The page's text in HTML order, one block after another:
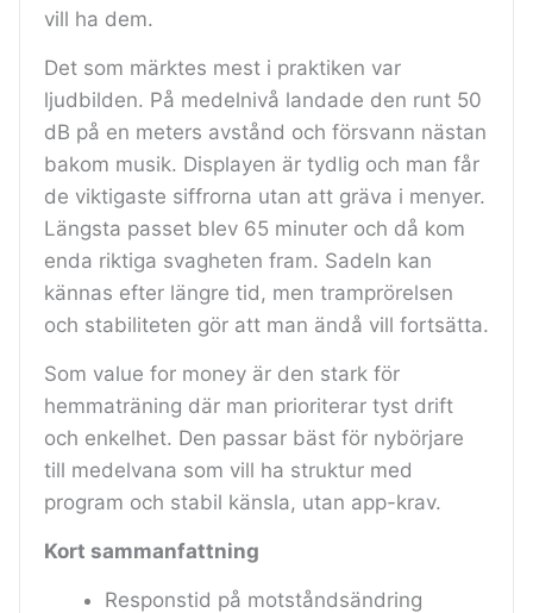
vill ha dem.
Det som märktes mest i praktiken var
ljudbilden. På medelnivå landade den runt 50
dB på en meters avstånd och försvann nästan
bakom musik. Displayen är tydlig och man får
de viktigaste siffrorna utan att gräva i menyer.
Längsta passet blev 65 minuter och då kom
enda riktiga svagheten fram. Sadeln kan
kännas efter längre tid, men tramprörelsen
och stabiliteten gör att man ändå vill fortsätta.
Som value for money är den stark för
hemmaträning där man prioriterar tyst drift
och enkelhet. Den passar bäst för nybörjare
till medelvana som vill ha struktur med
program och stabil känsla, utan app-krav.
Kort sammanfattning
Responstid på motståndsändring